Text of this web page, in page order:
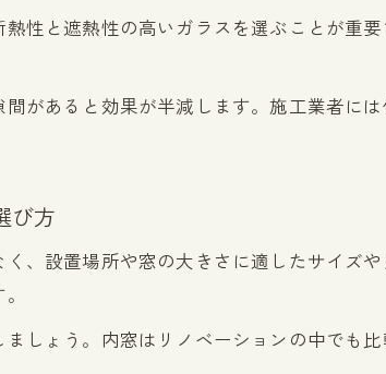
リノベーションと内窓設置の補助金活用ポ
リノベーション費用を賢く節約する内窓活用
リノベーションで住まい全体の暑さを内窓で
性と遮熱性の高いガラスを選ぶことが重
があると効果が半減します。施工業者に
び方
、設置場所や窓の大きさに適したサイズ
しょう。内窓はリノベーションの中でも